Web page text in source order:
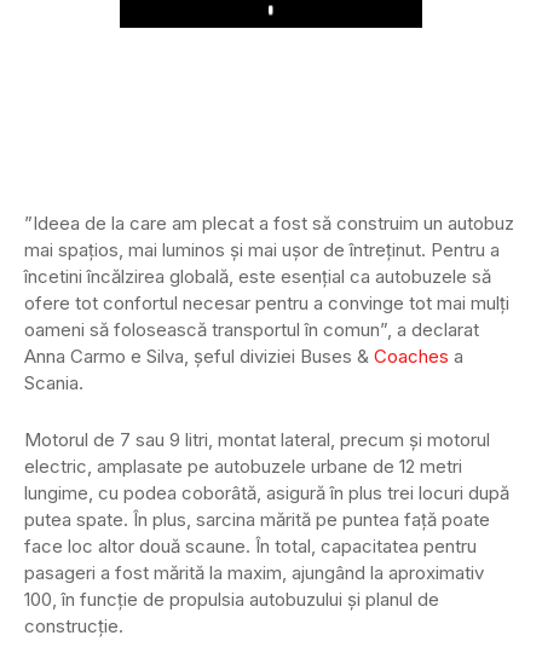
Play
”Ideea de la care am plecat a fost să construim un autobuz
mai spațios, mai luminos și mai ușor de întreținut. Pentru a
încetini încălzirea globală, este esențial ca autobuzele să
ofere tot confortul necesar pentru a convinge tot mai mulți
oameni să folosească transportul în comun”, a declarat
Anna Carmo e Silva, șeful diviziei Buses & Coaches a
Scania.
Motorul de 7 sau 9 litri, montat lateral, precum și motorul
electric, amplasate pe autobuzele urbane de 12 metri
lungime, cu podea coborâtă, asigură în plus trei locuri după
putea spate. În plus, sarcina mărită pe puntea față poate
face loc altor două scaune. În total, capacitatea pentru
pasageri a fost mărită la maxim, ajungând la aproximativ
100, în funcție de propulsia autobuzului și planul de
construcție.